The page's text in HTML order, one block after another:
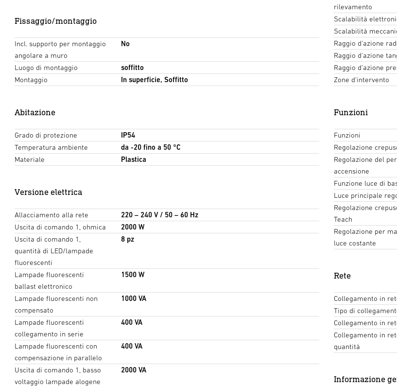
Fissaggio/montaggio
Incl. supporto per montaggio
angolare a muro
No
Luogo di montaggio
soffitto
Montaggio
In superficie, Soffitto
Abitazione
Grado di protezione
IP54
Temperatura ambiente
da -20 fino a 50 °C
Materiale
Plastica
Versione elettrica
Allacciamento alla rete
220 – 240 V / 50 – 60 Hz
Uscita di comando 1, ohmica
2000 W
Uscita di comando 1,
quantità di LED/lampade
fluorescenti
8 pz
Lampade fluorescenti
ballast elettronico
1500 W
Lampade fluorescenti non
compensato
1000 VA
Lampade fluorescenti
collegamento in serie
400 VA
Lampade fluorescenti con
compensazione in parallelo
400 VA
Uscita di comando 1, basso
voltaggio lampade alogene
2000 VA
rilevamento
Scalabilità
Scalabilità
Raggio d'azione
Raggio d'azione
Raggio d'azione
Zone d'intervento
Funzioni
Funzioni
Regolazione
Regolazione del
accensione
Funzione luce di
Luce principale
Regolazione
Teach
Regolazione per
luce costante
Rete
Collegamento in
Tipo di
Collegamento in
Collegamento in
quantità
Informazione